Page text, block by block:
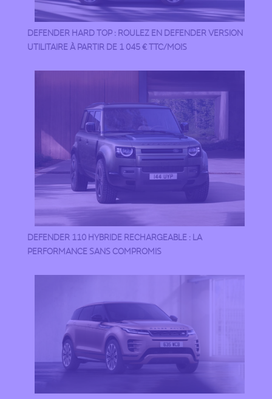
DEFENDER HARD TOP : ROULEZ EN DEFENDER VERSION
UTILITAIRE À PARTIR DE 1 045 € TTC/MOIS
DEFENDER 110 HYBRIDE RECHARGEABLE : LA
PERFORMANCE SANS COMPROMIS